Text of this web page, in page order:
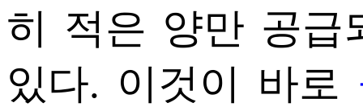
히 적은 양만 공급
있다. 이것이 바로